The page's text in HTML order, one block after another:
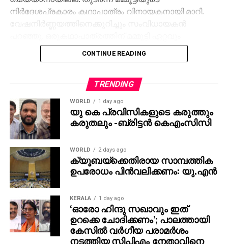
വേഷനിര്‍ണ്ണയത്തിനെക്കുറിച്ചും സംവിധായകന്‍
പറഞ്ഞു. ഒരുകഥാപാത്രത്തിന് മമ്മൂട്ടി ഏറ്റവും
വഴിയാണ് മമ്മൂട്ടിയെ സമീപിച്ചത്. ഇതിനകം തന്നെ
തങ്ങള്‍ക്ക് മനസ്സിലുണ്ടായിരുന്നതുപോലെ തന്നെയാണ്
പൃഥ്വിരാജും ആ വേഷം മമ്മൂക്ക ചെയ്യണം എന്ന്
നിര്‍ദേശിച്ചതെന്നും അദ്ദേഹം വെളിപ്പെടുത്തി. ജിതിന്‍
കെ. ജോസ് പറഞ്ഞു പോലെ, വിനായകന്‍ അവതരിപ്പിച്ച
വേഷം തന്നെയാണ് ആദ്യം പൃഥ്വിരാജിന്
പരിഗണിച്ചത്. മമ്മൂട്ടി കമ്പനി നിര്‍മിച്ച ‘കളങ്കാവല്‍’
നവംബര്‍ 27ന് തീയേറ്ററുകളില്‍ റിലീസ് ചെയ്യും.
TRENDING
WORLD 1 day ago
യു കെ പ്രവിസികളുടെ കരുത്തും
കരുതലും -ബ്രിട്ടൻ കെഎംസിസി
WORLD 2 days ago
ഉപരോധം പിന്‍വലിക്കണം: യു.എന്‍
ഉറക്കെ ചോദിക്കണം’; പാലത്തായി
കേസിൽ വർഗീയ പരാമർശം
നടത്തിയ സിപിഎം നേതാവിനെ
പിന്തുണച്ച് കെ.പി ശശികല